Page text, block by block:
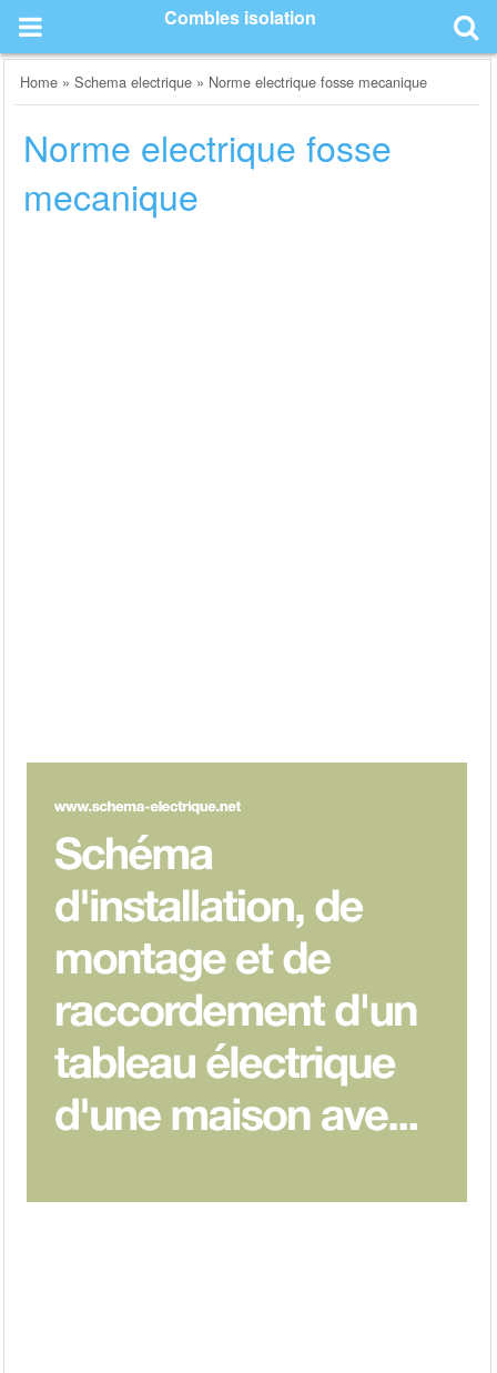
content
Combles isolation
Home »Schema electrique » Norme electrique fosse mecanique
Norme electrique fosse
mecanique